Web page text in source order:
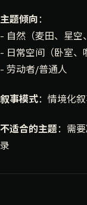
主题倾向：
- 自然（麦田、星空
- 日常空间（卧室、
- 劳动者/普通人
叙事模式：情境化
不适合的主题：需
录